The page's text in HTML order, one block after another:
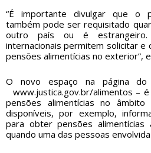
“É importante divulgar que o
também pode ser requisitado
outro país ou é
internacionais permitem solicitar e
pensões alimentícias no exterior”,
O novo espaço na página do
www.justica.gov.br/alimentos –
pensões alimentícias no âmbito
disponíveis, por exemplo,
para obter pensões
quando uma das pessoas